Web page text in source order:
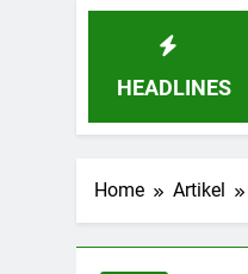
HEADLINES
and Match yang Efektif
Home Artikel